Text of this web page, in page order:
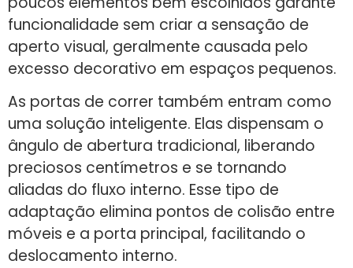
funcionalidade sem criar a sensação de
aperto visual, geralmente causada pelo
excesso decorativo em espaços pequenos.
As portas de correr também entram como
uma solução inteligente. Elas dispensam o
ângulo de abertura tradicional, liberando
preciosos centímetros e se tornando
aliadas do fluxo interno. Esse tipo de
adaptação elimina pontos de colisão entre
móveis e a porta principal, facilitando o
deslocamento interno.